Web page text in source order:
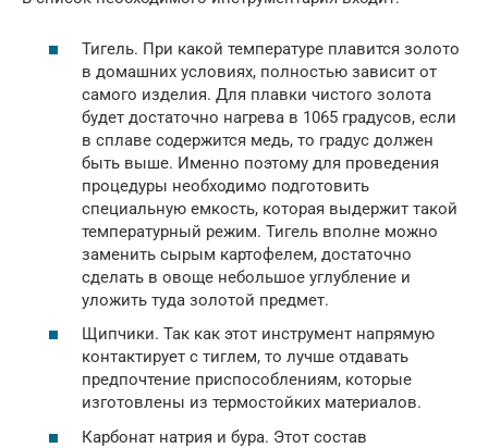
Тигель. При какой температуре плавится золото
в домашних условиях, полностью зависит от
самого изделия. Для плавки чистого золота
будет достаточно нагрева в 1065 градусов, если
в сплаве содержится медь, то градус должен
быть выше. Именно поэтому для проведения
процедуры необходимо подготовить
специальную емкость, которая выдержит такой
температурный режим. Тигель вполне можно
заменить сырым картофелем, достаточно
сделать в овоще небольшое углубление и
уложить туда золотой предмет.
Щипчики. Так как этот инструмент напрямую
контактирует с тиглем, то лучше отдавать
предпочтение приспособлениям, которые
изготовлены из термостойких материалов.
Карбонат натрия и бура. Этот состав